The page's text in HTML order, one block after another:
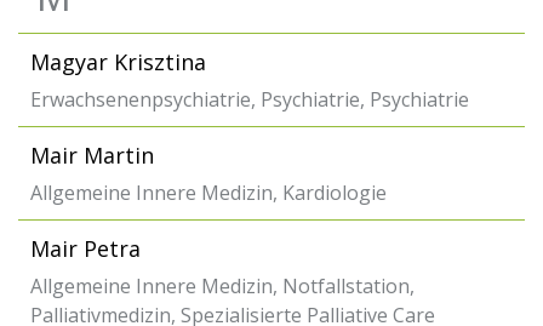
Magyar Krisztina
Erwachsenenpsychiatrie, Psychiatrie, Psychiatrie
Mair Martin
Allgemeine Innere Medizin, Kardiologie
Mair Petra
Allgemeine Innere Medizin, Notfallstation,
Palliativmedizin, Spezialisierte Palliative Care